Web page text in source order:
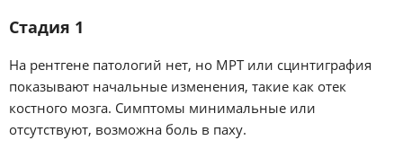
Стадия 1
На рентгене патологий нет, но МРТ или сцинтиграфия
показывают начальные изменения, такие как отек
костного мозга. Симптомы минимальные или
отсутствуют, возможна боль в паху.